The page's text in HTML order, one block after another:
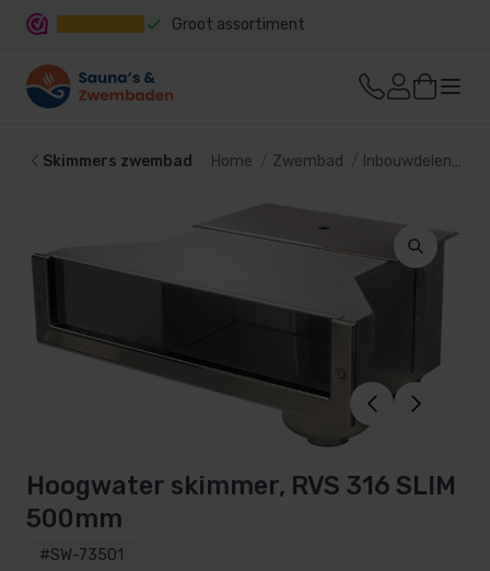
Groot assortiment
Skimmers zwembad Home Zwembad Inbouwdelen
Hoogwater skimmer, RVS 316 SLIM
500mm
#SW-73501